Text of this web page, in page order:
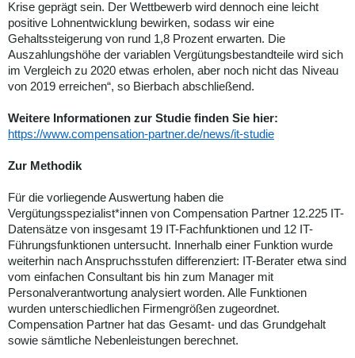
Krise geprägt sein. Der Wettbewerb wird dennoch eine leicht
positive Lohnentwicklung bewirken, sodass wir eine
Gehaltssteigerung von rund 1,8 Prozent erwarten. Die
Auszahlungshöhe der variablen Vergütungsbestandteile wird sich
im Vergleich zu 2020 etwas erholen, aber noch nicht das Niveau
von 2019 erreichen“, so Bierbach abschließend.
Weitere Informationen zur Studie finden Sie hier:
https://www.compensation-partner.de/news/it-studie
Zur Methodik
Für die vorliegende Auswertung haben die
Vergütungsspezialist*innen von Compensation Partner 12.225 IT-
Datensätze von insgesamt 19 IT-Fachfunktionen und 12 IT-
Führungsfunktionen untersucht. Innerhalb einer Funktion wurde
weiterhin nach Anspruchsstufen differenziert: IT-Berater etwa sind
vom einfachen Consultant bis hin zum Manager mit
Personalverantwortung analysiert worden. Alle Funktionen
wurden unterschiedlichen Firmengrößen zugeordnet.
Compensation Partner hat das Gesamt- und das Grundgehalt
sowie sämtliche Nebenleistungen berechnet.